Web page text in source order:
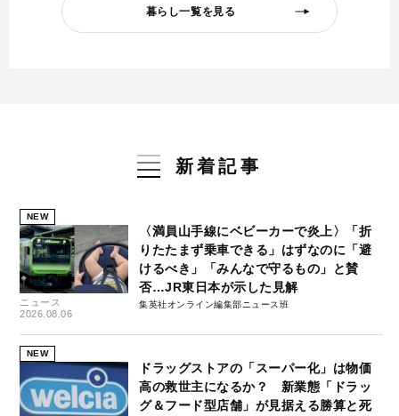
暮らし一覧を見る
新着記事
NEW
ニュース
2026.08.06
〈満員山手線にベビーカーで炎上〉「折
りたたまず乗車できる」はずなのに「避
けるべき」「みんなで守るもの」と賛
否…JR東日本が示した見解
集英社オンライン編集部ニュース班
NEW
ドラッグストアの「スーパー化」は物価
高の救世主になるか？ 新業態「ドラッ
グ＆フード型店舗」が見据える勝算と死